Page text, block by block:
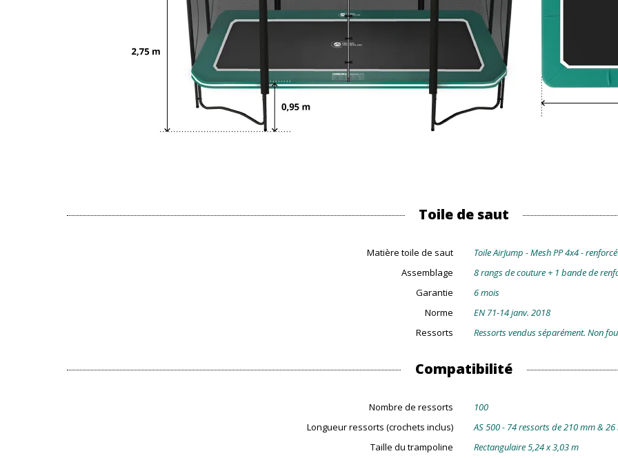
Toile de saut
Matière toile de saut
Toile AirJump - Mesh PP 4x4 -
Assemblage
8 rangs de couture + 1 bande de
Garantie
6 mois
Norme
EN 71-14 janv. 2018
Ressorts
Ressorts vendus séparément. Non
Compatibilité
Nombre de ressorts
100
Longueur ressorts (crochets inclus)
AS 500 - 74 ressorts de 210 mm &
Taille du trampoline
Rectangulaire 5,24 x 3,03 m